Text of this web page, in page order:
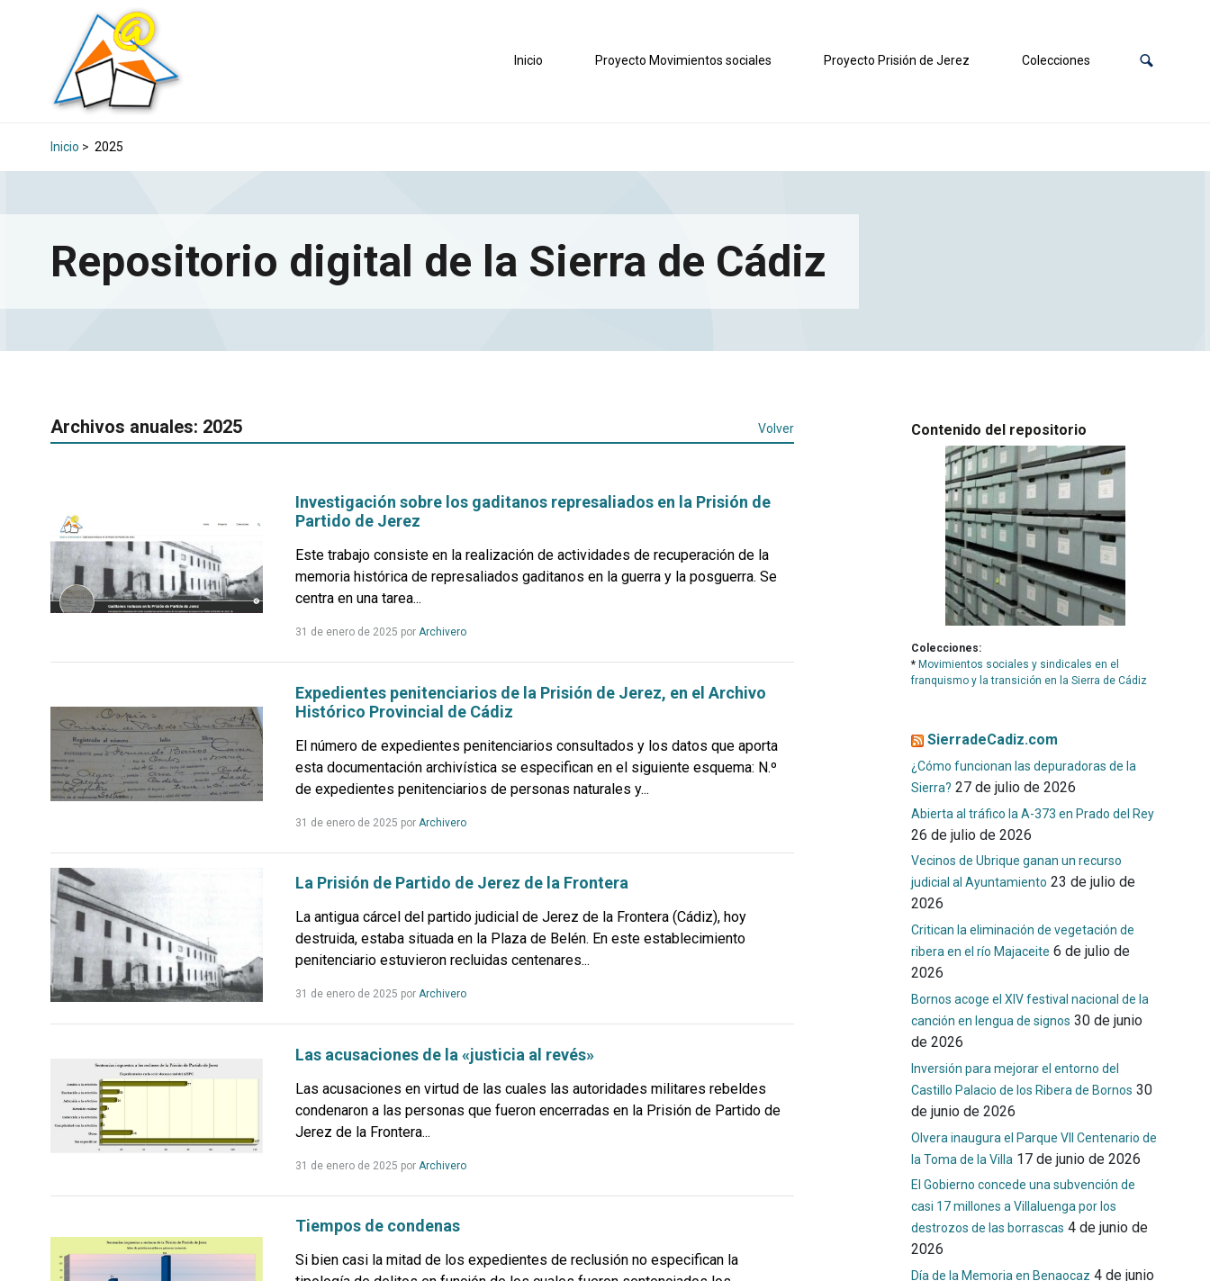
Inicio Proyecto Movimientos sociales Proyecto Prisión de Jerez Colecciones
Inicio > 2025
Repositorio digital de la Sierra de Cádiz
Archivos anuales: 2025 Volver
Investigación sobre los gaditanos represaliados en la Prisión de
Partido de Jerez
Este trabajo consiste en la realización de actividades de recuperación de la
memoria histórica de represaliados gaditanos en la guerra y la posguerra. Se
centra en una tarea...
31 de enero de 2025 por ArchiveroLeer
Expedientes penitenciarios de la Prisión de Jerez, en el Archivo
Histórico Provincial de Cádiz
El número de expedientes penitenciarios consultados y los datos que aporta
esta documentación archivística se especifican en el siguiente esquema: N.º
de expedientes penitenciarios de personas naturales y...
31 de enero de 2025 por ArchiveroLeer
La Prisión de Partido de Jerez de la Frontera
La antigua cárcel del partido judicial de Jerez de la Frontera (Cádiz), hoy
destruida, estaba situada en la Plaza de Belén. En este establecimiento
penitenciario estuvieron recluidas centenares...
31 de enero de 2025 por ArchiveroLeer
Las acusaciones de la «justicia al revés»
Las acusaciones en virtud de las cuales las autoridades militares rebeldes
condenaron a las personas que fueron encerradas en la Prisión de Partido de
Jerez de la Frontera...
31 de enero de 2025 por ArchiveroLeer
Tiempos de condenas
Si bien casi la mitad de los expedientes de reclusión no especifican la
Contenido del repositorio
Colecciones:
* Movimientos sociales y sindicales en el
franquismo y la transición en la Sierra de Cádiz
SierradeCadiz.com
¿Cómo funcionan las depuradoras de la
Sierra? 27 de julio de 2026
Abierta al tráfico la A-373 en Prado del Rey
26 de julio de 2026
Vecinos de Ubrique ganan un recurso
judicial al Ayuntamiento 23 de julio de
2026
Critican la eliminación de vegetación de
ribera en el río Majaceite 6 de julio de
2026
Bornos acoge el XIV festival nacional de la
canción en lengua de signos 30 de junio
de 2026
Inversión para mejorar el entorno del
Castillo Palacio de los Ribera de Bornos 30
de junio de 2026
Olvera inaugura el Parque VII Centenario de
la Toma de la Villa 17 de junio de 2026
El Gobierno concede una subvención de
casi 17 millones a Villaluenga por los
destrozos de las borrascas 4 de junio de
2026
Día de la Memoria en Benaocaz 4 de junio